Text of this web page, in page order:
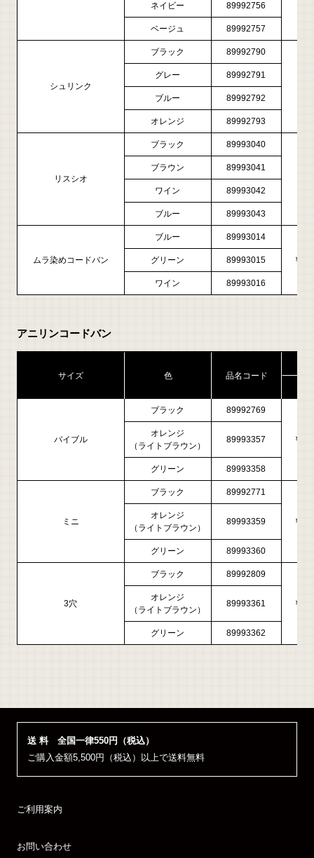
ネイビー 89992756
ベージュ 89992757
シュリンク
ブラック 89992790
グレー 89992791
ブルー 89992792
オレンジ 89992793
リスシオ
ブラック 89993040
ブラウン 89993041
ワイン 89993042
ブルー 89993043
ムラ染めコードバン
ブルー 89993014
￥
グリーン 89993015
ワイン 89993016
アニリンコードバン
サイズ 色
品名コード
バイブル
ブラック 89992769
￥
オレンジ
（ライトブラウン）
89993357
グリーン 89993358
ミニ
ブラック 89992771
￥
オレンジ
（ライトブラウン）
89993359
グリーン 89993360
3穴
ブラック 89992809
￥
オレンジ
（ライトブラウン）
89993361
グリーン 89993362
送 料 全国一律550円（税込）
ご購入金額5,500円（税込）以上で送料無料
ご利用案内
お問い合わせ